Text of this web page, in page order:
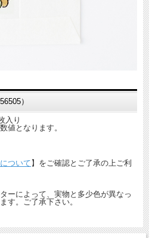
）
入り
値となります。
ついて 】をご確認とご了承の上ご利
ーによって、実物と多少色が異なっ
す。ご了承下さい。